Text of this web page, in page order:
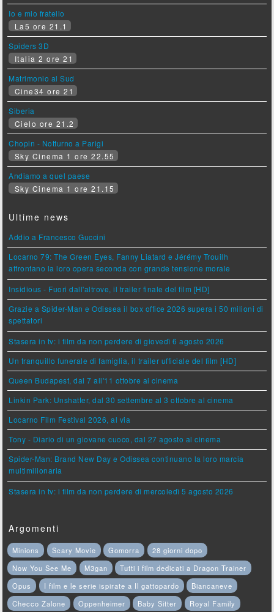
Io e mio fratello
La5 ore 21.1
Spiders 3D
Italia 2 ore 21
Matrimonio al Sud
Cine34 ore 21
Siberia
Cielo ore 21.2
Chopin - Notturno a Parigi
Sky Cinema 1 ore 22.55
Andiamo a quel paese
Sky Cinema 1 ore 21.15
Ultime news
Addio a Francesco Guccini
Locarno 79: The Green Eyes, Fanny Liatard e Jérémy Trouilh
affrontano la loro opera seconda con grande tensione morale
Insidious - Fuori dall'altrove, il trailer finale del film [HD]
Grazie a Spider-Man e Odissea il box office 2026 supera i 50 milioni di
spettatori
Stasera in tv: i film da non perdere di giovedì 6 agosto 2026
Un tranquillo funerale di famiglia, il trailer ufficiale del film [HD]
Queen Budapest, dal 7 all'11 ottobre al cinema
Linkin Park: Unshatter, dal 30 settembre al 3 ottobre al cinema
Locarno Film Festival 2026, al via
Tony - Diario di un giovane cuoco, dal 27 agosto al cinema
Spider-Man: Brand New Day e Odissea continuano la loro marcia
multimilionaria
Stasera in tv: i film da non perdere di mercoledì 5 agosto 2026
Argomenti
Minions Scary Movie Gomorra
28 giorni dopo
Now You See Me
M3gan
Tutti i film dedicati a Dragon Trainer
Opus
I film e le serie ispirate a Il gattopardo
Biancaneve
Checco Zalone
Oppenheimer Baby Sitter
Royal Family